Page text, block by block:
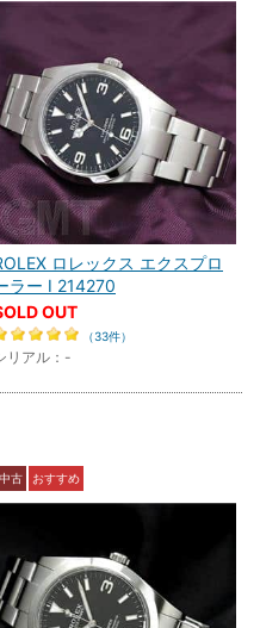
ロレックス エクスプロ
ラー I 214270
OUT
（33件）
リアル：-
中古 おすすめ